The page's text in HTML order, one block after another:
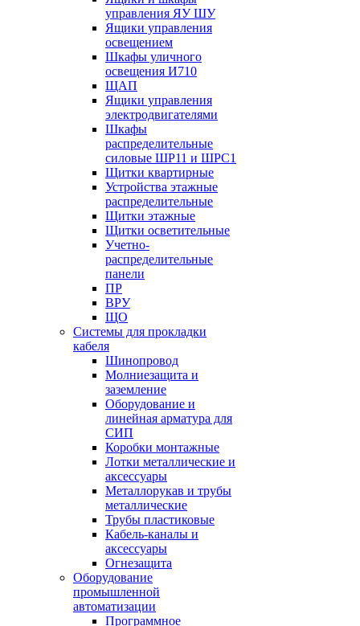
управления ЯУ ШУ
Ящики управления
освещением
Шкафы уличного
освещения И710
ЩАП
Ящики управления
электродвигателями
Шкафы
распределительные
силовые ШР11 и ШРС1
Щитки квартирные
Устройства этажные
распределительные
Щитки этажные
Щитки осветительные
Учетно-
распределительные
панели
ПР
ВРУ
ЩО
Системы для прокладки
кабеля
Шинопровод
Молниезащита и
заземление
Оборудование и
линейная арматура для
СИП
Коробки монтажные
Лотки металлические и
аксессуары
Металлорукав и трубы
металлические
Трубы пластиковые
Кабель-каналы и
аксессуары
Огнезащита
Оборудование
промышленной
автоматизации
Программное